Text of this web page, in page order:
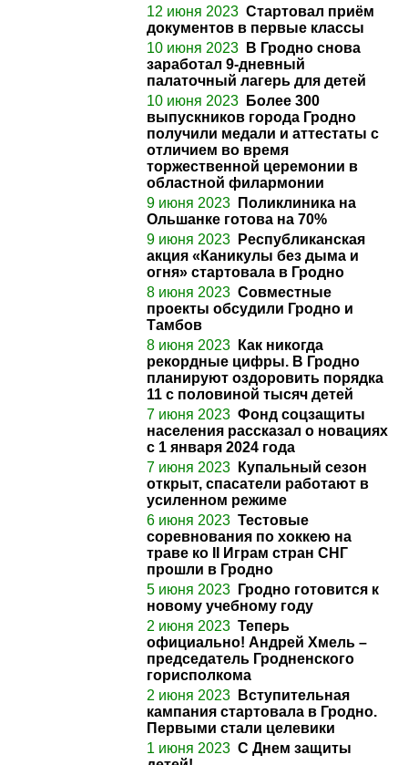
12 июня 2023 Стартовал приём
документов в первые классы
10 июня 2023
В Гродно снова
заработал 9-дневный
палаточный лагерь для детей
10 июня 2023
Более 300
выпускников города Гродно
получили медали и аттестаты с
отличием во время
торжественной церемонии в
областной филармонии
9 июня 2023
Поликлиника на
Ольшанке готова на 70%
9 июня 2023
Республиканская
акция «Каникулы без дыма и
огня» стартовала в Гродно
8 июня 2023 Совместные
проекты обсудили Гродно и
Тамбов
8 июня 2023
Как никогда
рекордные цифры. В Гродно
планируют оздоровить порядка
11 с половиной тысяч детей
7 июня 2023 Фонд соцзащиты
населения рассказал о новациях
с 1 января 2024 года
7 июня 2023
Купальный сезон
открыт, спасатели работают в
усиленном режиме
6 июня 2023 Тестовые
соревнования по хоккею на
траве ко II Играм стран СНГ
прошли в Гродно
5 июня 2023
Гродно готовится к
новому учебному году
2 июня 2023 Теперь
официально! Андрей Хмель –
председатель Гродненского
горисполкома
2 июня 2023
Вступительная
кампания стартовала в Гродно.
Первыми стали целевики
1 июня 2023 C Днем защиты